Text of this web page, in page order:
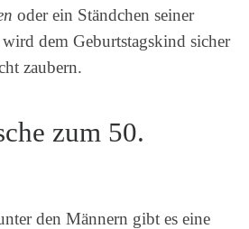
oder ein Ständchen seiner
dem Geburtstagskind sicher
zaubern.
zum 50.
den Männern gibt es eine